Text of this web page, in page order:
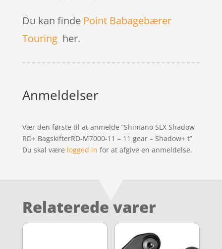
Du kan finde Point Babagebærer
Touringher.
Anmeldelser
Vær den første til at anmelde “Shimano SLX Shadow
RD+ BagskifterRD-M7000-11 – 11 gear – Shadow+ t”
Du skal være logged in for at afgive en anmeldelse.
Relaterede varer